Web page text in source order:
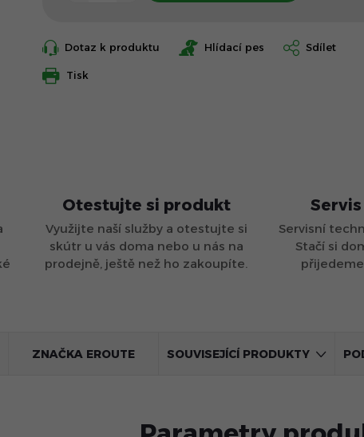
Tisk
Dotaz k produktu Hlídací pes Sdílet
Otestujte si produkt
Využijte naší služby a otestujte si
skútr u vás doma nebo u nás na
prodejně, ještě než ho zakoupíte.
Servis
Servisní
Stačí si
ZNAČKA EROUTE SOUVISEJÍCÍ PRODUKTY